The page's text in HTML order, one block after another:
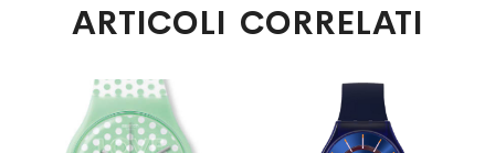
ARTICOLI CORRELATI